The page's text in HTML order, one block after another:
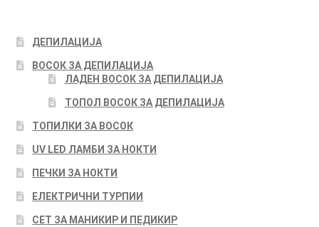
ДЕПИЛАЦИЈА
ВОСОК ЗА ДЕПИЛАЦИЈА
ЛАДЕН ВОСОК ЗА ДЕПИЛАЦИЈА
ТОПОЛ ВОСОК ЗА ДЕПИЛАЦИЈА
ТОПИЛКИ ЗА ВОСОК
UV LED ЛАМБИ ЗА НОКТИ
ПЕЧКИ ЗА НОКТИ
ЕЛЕКТРИЧНИ ТУРПИИ
СЕТ ЗА МАНИКИР И ПЕДИКИР